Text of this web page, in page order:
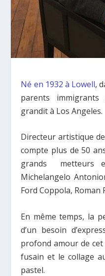
Né en 1932 à Lowell,
parents immigrants
grandit à Los Angeles.
Directeur artistique
compte plus de 50
grands metteurs
Michelangelo
Ford Coppola, Roman
En même temps, la
d’un besoin
profond amour de
fusain et le collage
pastel.